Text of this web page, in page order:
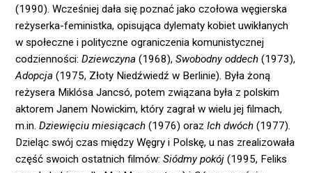
(1990). Wcześniej dała się poznać jako czołowa węgierska
reżyserka-feministka, opisująca dylematy kobiet uwikłanych
w społeczne i polityczne ograniczenia komunistycznej
codzienności:Dziewczyna (1968),Swobodny oddech (1973),
Adopcja (1975, Złoty Niedźwiedź w Berlinie). Była żoną
reżysera Miklósa Jancsó, potem związana była z polskim
aktorem Janem Nowickim, który zagrał w wielu jej filmach,
m.in.Dziewięciu miesiącach(1976) orazIch dwóch(1977).
Dzieląc swój czas między Węgry i Polskę, u nas zrealizowała
część swoich ostatnich filmów:Siódmy pokój (1995, Feliks